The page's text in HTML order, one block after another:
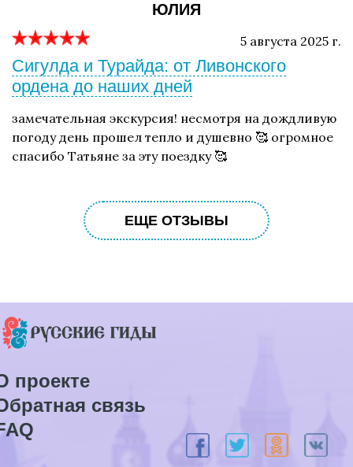
ЮЛИЯ
5 августа 2025 г.
Сигулда и Турайда: от Ливонского
ордена до наших дней
замечательная экскурсия! несмотря на дождливую
погоду день прошел тепло и душевно 🥰 огромное
спасибо Татьяне за эту поездку 🥰
ЕЩЕ ОТЗЫВЫ
проекте
связь